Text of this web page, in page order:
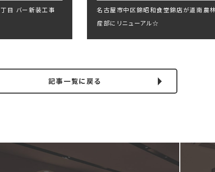
目 バー新装工事
名古屋市中区錦昭和食堂錦店が道南農
産部にリニューアル☆
記事一覧に戻る